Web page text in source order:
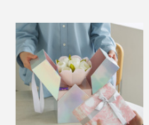
慣れたあとも、1時間も
疲れたら座り過ぎのサイ
私自身は腰痛の悩みはな
意識することで、自分が